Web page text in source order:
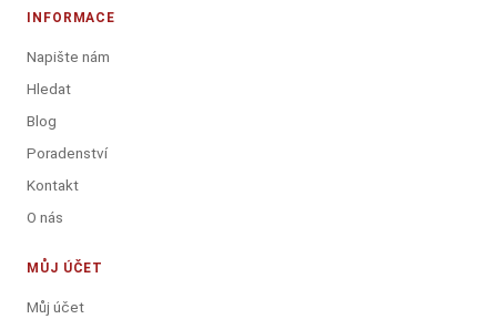
INFORMACE
Napište nám
Hledat
Blog
Poradenství
Kontakt
O nás
MŮJ ÚČET
Můj účet